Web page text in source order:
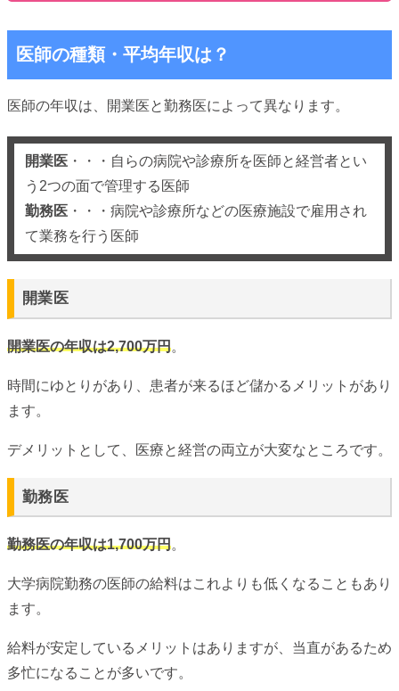
医師の種類・平均年収は？
医師の年収は、開業医と勤務医によって異なります。
開業医 ・・・自らの病院や診療所を医師と経営者とい
う2つの面で管理する医師
勤務医 ・・・病院や診療所などの医療施設で雇用され
て業務を行う医師
開業医
開業医の年収は2,700万円。
時間にゆとりがあり、患者が来るほど儲かるメリットがあり
ます。
デメリットとして、医療と経営の両立が大変なところです。
勤務医
勤務医の年収は1,700万円。
大学病院勤務の医師の給料はこれよりも低くなることもあり
ます。
給料が安定しているメリットはありますが、当直があるため
多忙になることが多いです。